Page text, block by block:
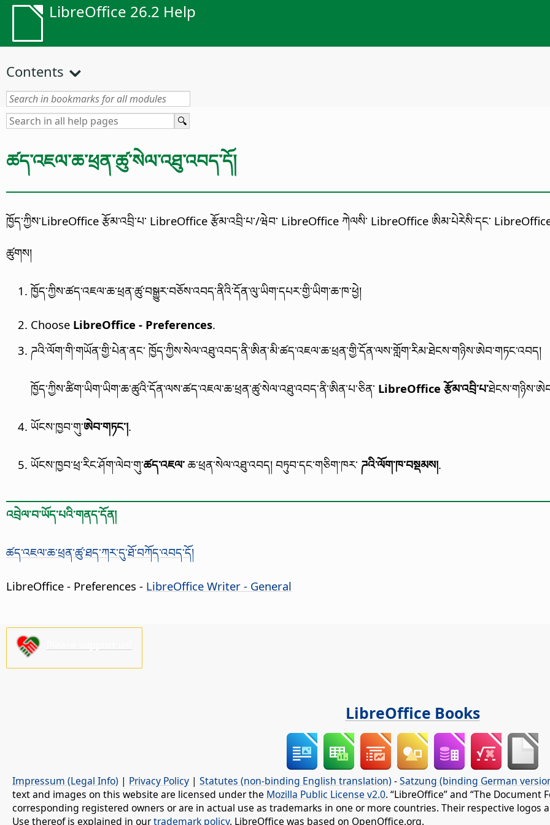
LibreOffice 26.2 Help
Contents
ཚད་འཇལ་ཆ་ཕྲན་ཚུ་སེལ་འཐུ་འབད་དོ།
ཁྱོད་ཀྱིས་LibreOffice རྩོམ་འབྲི་པ་ LibreOffice རྩོམ་འབྲི་པ་/ཝེབ་ LibreOffice ཀེལསི་ LibreOffice ཨིམ་པེརེསི་དང་
ཚུགས།
ཁྱོད་ཀྱིས་ཚད་འཇལ་ཆ་ཕྲན་ཚུ་བསྒྱུར་བཅོས་འབད་ནིའི་དོན་ལུ་ཡིག་དཔར་གྱི་ཡིག་ཆ་ཁ་ཕྱེ།
Choose LibreOffice - Preferences.
ཌའི་ལོག་གི་གཡོན་གྱི་པེན་ནང་ ཁྱོད་ཀྱིས་སེལ་འཐུ་འབད་ནི་ཨིན་མི་ཚད་འཇལ་ཆ་ཕྲན་གྱི་དོན་ལས་གློག་རིམ་ཐེངས་གཉིས་ཨེབ་གཏང་འབད།
ཁྱོད་ཀྱིས་ཚིག་ཡིག་ཡིག་ཆ་ཚུའི་དོན་ལས་ཚད་འཇལ་ཆ་ཕྲན་ཚུ་སེལ་འཐུ་འབད་ནི་ཨིན་པ་ཅིན་ LibreOffice རྩོམ་འབྲི་པ་
ཡོངས་ཁྱབ་གུ་ཨེབ་གཏང་།.
ཡོངས་ཁྱབ་ཕྲ་རིང་ཤོག་ལེབ་གུ་ཚད་འཇལ་ ཆ་ཕྲན་སེལ་འཐུ་འབད། བཏུབ་དང་གཅིག་ཁར་ ཌའི་ལོག་ཁ་བསྡམས།.
འབྲེལ་བ་ཡོད་པའི་གནད་དོན།
ཚད་འཇལ་ཆ་ཕྲན་ཚུ་ཐད་ཀར་དུ་ཐོ་བཀོད་འབད་དོ།
LibreOffice - Preferences - LibreOffice Writer - General
LibreOffice Books
Impressum (Legal Info) | Privacy Policy | Statutes (non-binding English translation) -Satzung (binding German
text and images on this website are licensed under the Mozilla Public License v2.0. “LibreOffice” and “The
corresponding registered owners or are in actual use as trademarks in one or more countries. Their respective
Use thereof is explained in ourtrademark policy. LibreOffice was based on OpenOffice.org.